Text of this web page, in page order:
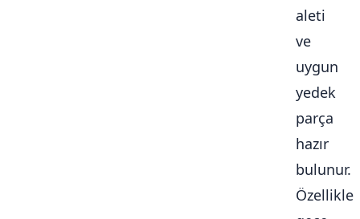
aleti
ve
uygun
yedek
parça
hazır
bulunur.
Özellikle